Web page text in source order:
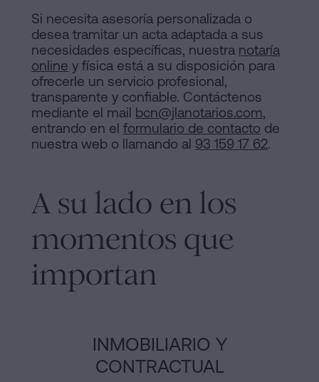
Si necesita asesoría personalizada o
desea tramitar un acta adaptada a sus
necesidades específicas, nuestra notaría
online y física está a su disposición para
ofrecerle un servicio profesional,
transparente y confiable. Contáctenos
mediante el mail bcn@jlanotarios.com,
entrando en el formulario de contacto de
nuestra web o llamando al 93 159 17 62.
A su lado en los
momentos que
importan
INMOBILIARIO Y
CONTRACTUAL